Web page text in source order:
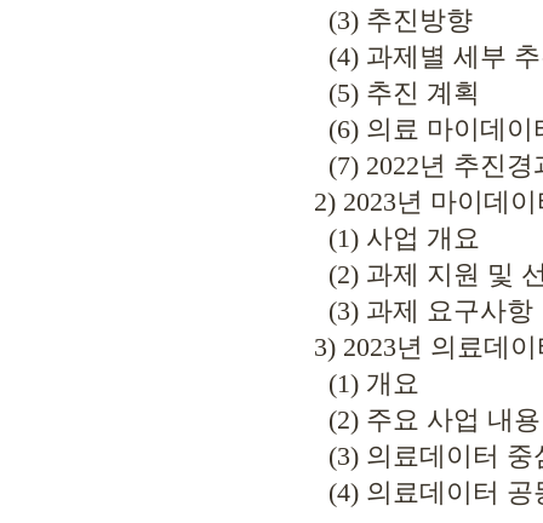
(3) 추진방향
(4) 과제별 세부 추
(5) 추진 계획
(6) 의료 마이데이
(7) 2022년 추진경
2) 2023년 마이데
(1) 사업 개요
(2) 과제 지원 및
(3) 과제 요구사항
3) 2023년 의료데
(1) 개요
(2) 주요 사업 내용
(3) 의료데이터 중
(4) 의료데이터 공